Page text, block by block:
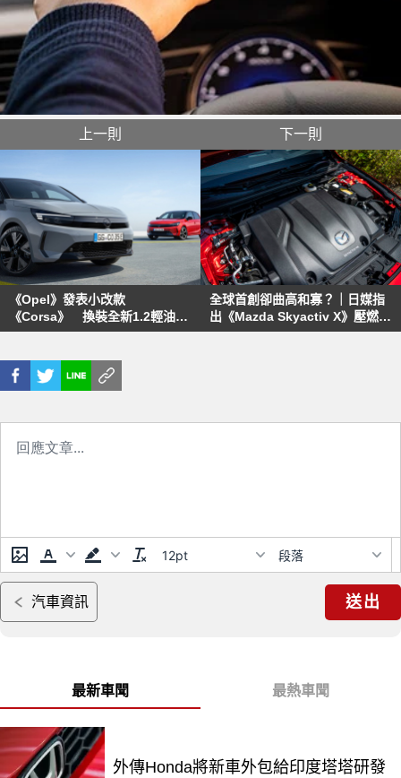
上一則
《Opel》發表小改款
《Corsa》 換裝全新1.2輕油電
渦輪動力、純電動力同步升級
下一則
全球首創卻曲高和寡？｜日媒指
出《Mazda Skyactiv X》壓燃技
術可能停產
12pt 段落
汽車資訊 送出
最新車聞 最熱車聞
外傳Honda將新車外包給印度塔塔研發